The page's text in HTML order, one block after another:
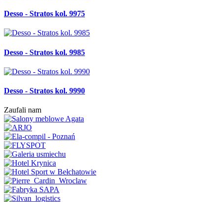
Desso - Stratos kol. 9975
Desso - Stratos kol. 9985
Desso - Stratos kol. 9990
Zaufali nam